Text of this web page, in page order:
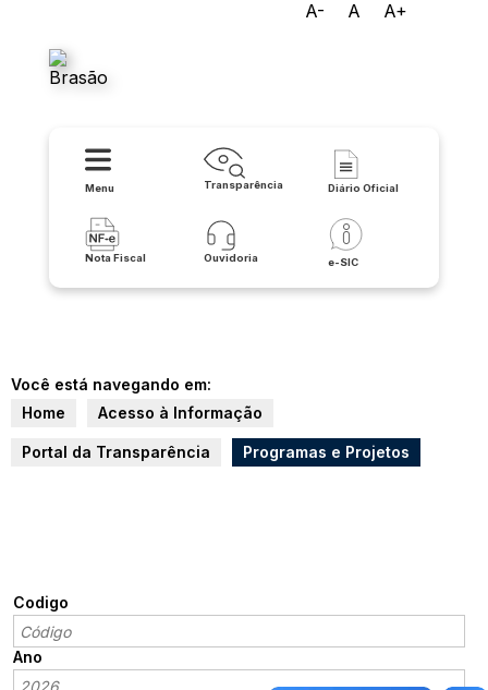
A- A A+
Menu Transparência Diário Oficial
Nota Fiscal Ouvidoria e-SIC
Você está navegando em:
Home
Acesso à Informação
Portal da Transparência Programas e Projetos
Codigo
Ano